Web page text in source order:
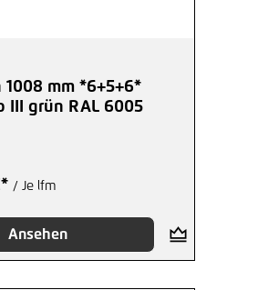
1008 mm *6+5+6*
III grün RAL 6005
/ Je lfm
Ansehen